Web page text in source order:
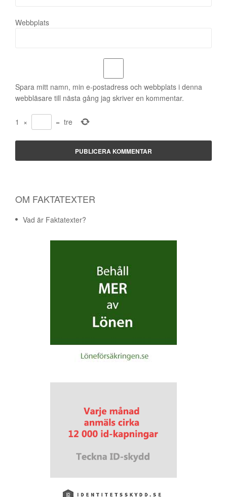
Webbplats
Spara mitt namn, min e-postadress och webbplats i denna
webbläsare till nästa gång jag skriver en kommentar.
1 × = tre
OM FAKTATEXTER
Vad är Faktatexter?